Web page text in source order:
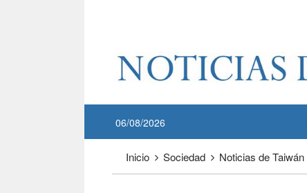
06/08/2026
Inicio Sociedad Noticias de Taiwán